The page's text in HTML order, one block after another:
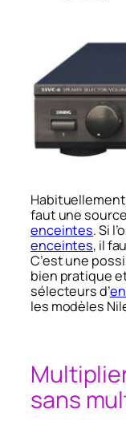
faut une
enceintes. Si
enceintes, il
C’est une
bien pratique
sélecteurs d’
les modèles
sans